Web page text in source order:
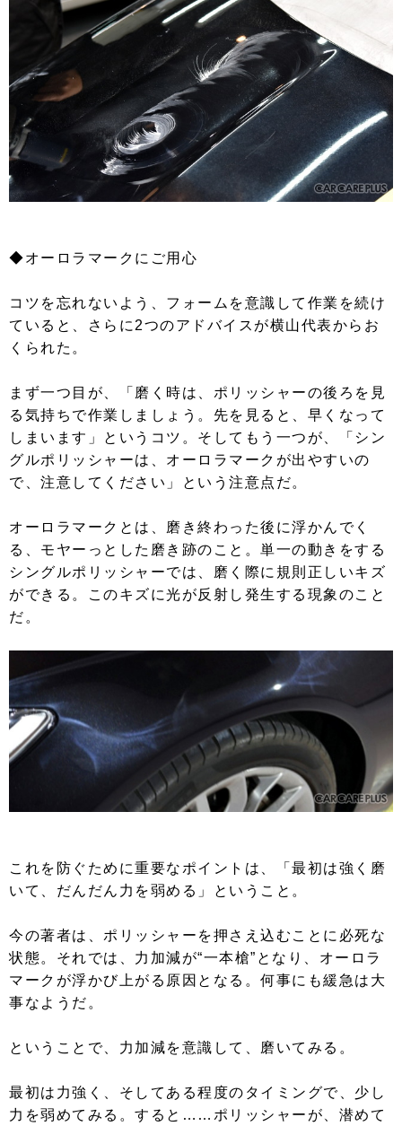
◆オーロラマークにご用心
コツを忘れないよう、フォームを意識して作業を続け
ていると、さらに2つのアドバイスが横山代表からお
くられた。
まず一つ目が、「磨く時は、ポリッシャーの後ろを見
る気持ちで作業しましょう。先を見ると、早くなって
しまいます」というコツ。そしてもう一つが、「シン
グルポリッシャーは、オーロラマークが出やすいの
で、注意してください」という注意点だ。
オーロラマークとは、磨き終わった後に浮かんでく
る、モヤーっとした磨き跡のこと。単一の動きをする
シングルポリッシャーでは、磨く際に規則正しいキズ
ができる。このキズに光が反射し発生する現象のこと
だ。
これを防ぐために重要なポイントは、「最初は強く磨
いて、だんだん力を弱める」ということ。
今の著者は、ポリッシャーを押さえ込むことに必死な
状態。それでは、力加減が“一本槍”となり、オーロラ
マークが浮かび上がる原因となる。何事にも緩急は大
事なようだ。
ということで、力加減を意識して、磨いてみる。
最初は力強く、そしてある程度のタイミングで、少し
力を弱めてみる。すると……ポリッシャーが、潜めて